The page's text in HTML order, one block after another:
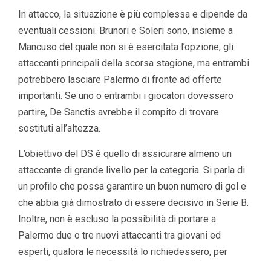
In attacco, la situazione è più complessa e dipende da
eventuali cessioni. Brunori e Soleri sono, insieme a
Mancuso del quale non si è esercitata l’opzione, gli
attaccanti principali della scorsa stagione, ma entrambi
potrebbero lasciare Palermo di fronte ad offerte
importanti. Se uno o entrambi i giocatori dovessero
partire, De Sanctis avrebbe il compito di trovare
sostituti all’altezza.
L’obiettivo del DS è quello di assicurare almeno un
attaccante di grande livello per la categoria. Si parla di
un profilo che possa garantire un buon numero di gol e
che abbia già dimostrato di essere decisivo in Serie B.
Inoltre, non è escluso la possibilità di portare a
Palermo due o tre nuovi attaccanti tra giovani ed
esperti, qualora le necessità lo richiedessero, per